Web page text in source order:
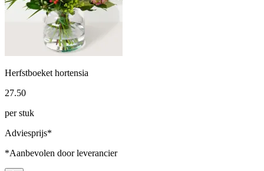
Herfstboeket hortensia
27.50
per stuk
Adviesprijs*
*Aanbevolen door leverancier